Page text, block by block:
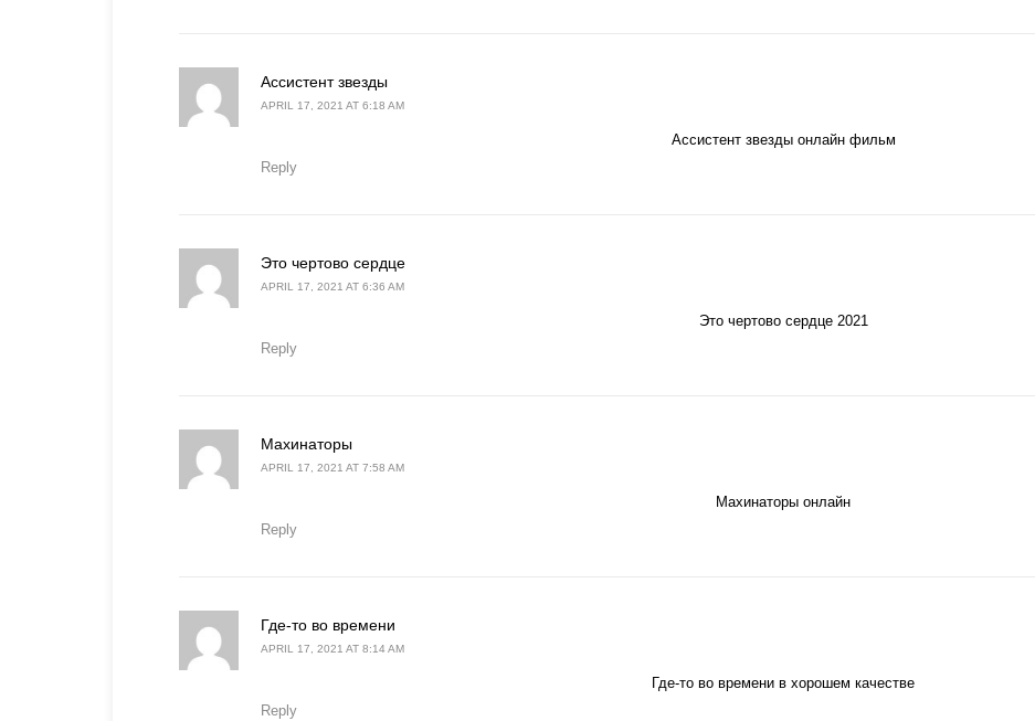
Ассистент звезды
APRIL 17, 2021 AT 6:18 AM
Ассистент звезды онлайн фильм
Reply
Это чертово сердце
APRIL 17, 2021 AT 6:36 AM
Это чертово сердце 2021
Reply
Махинаторы
APRIL 17, 2021 AT 7:58 AM
Махинаторы онлайн
Reply
Где-то во времени
APRIL 17, 2021 AT 8:14 AM
Где-то во времени в хорошем качестве
Reply